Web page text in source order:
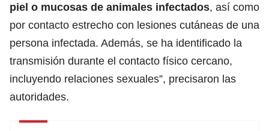
piel o mucosas de animales infectados, así como
por contacto estrecho con lesiones cutáneas de una
persona infectada. Además, se ha identificado la
transmisión durante el contacto físico cercano,
incluyendo relaciones sexuales”, precisaron las
autoridades.